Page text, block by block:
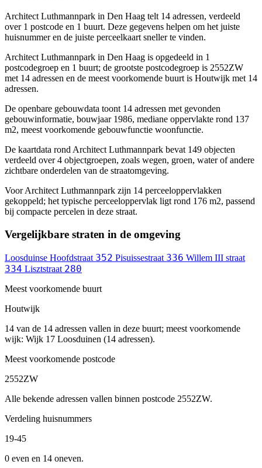
Architect Luthmannpark in Den Haag telt 14 adressen, verdeeld
over 1 postcode en 1 buurt. Deze gegevens helpen om het juiste
huisnummer en de juiste perceelkaart sneller te vinden.
Architect Luthmannpark in Den Haag is opgedeeld in 1
postcodegroep en 1 buurt; de grootste postcodegroep is 2552ZW
met 14 adressen en de meest voorkomende buurt is Houtwijk met 14
adressen.
De openbare gebouwdata toont 14 adressen met gevonden
gebouwinformatie, bouwjaar 1986, mediane oppervlakte rond 137
m2, meest voorkomende gebouwfunctie woonfunctie.
De kaartdata rond Architect Luthmannpark bevat 149 objecten
verdeeld over 4 objectgroepen, zoals wegen, groen, water of andere
zichtbare onderdelen van de straatomgeving.
Voor Architect Luthmannpark zijn 14 perceeloppervlakken
gekoppeld; het typische perceeloppervlak ligt rond 176 m2, passend
bij compacte percelen in deze straat.
Vergelijkbare straten in de omgeving
Loosduinse Hoofdstraat 352 Pisuissestraat 336 Willem III straat
334 Lisztstraat 280
Meest voorkomende buurt
Houtwijk
14 van de 14 adressen vallen in deze buurt; meest voorkomende
wijk: Wijk 17 Loosduinen (14 adressen).
Meest voorkomende postcode
2552ZW
Alle bekende adressen vallen binnen postcode 2552ZW.
Verdeling huisnummers
19-45
0 even en 14 oneven.